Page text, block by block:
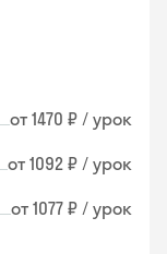
от 1470 ₽ / урок
от 1092 ₽ / урок
от 1077 ₽ / урок